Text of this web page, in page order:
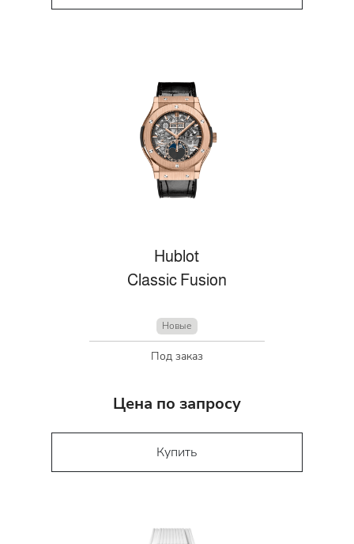
Hublot
Classic Fusion
Новые
Под заказ
Цена по запросу
Купить